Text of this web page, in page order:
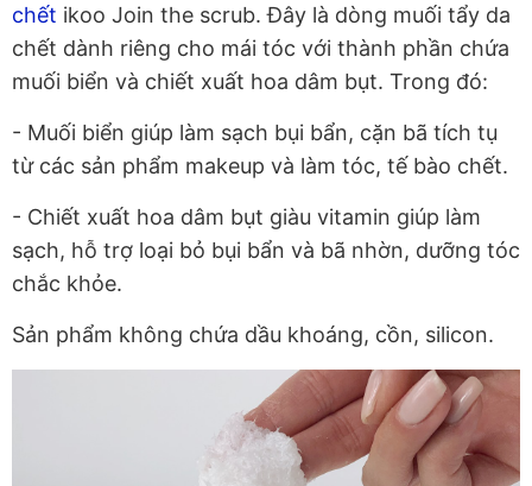
chết ikoo Join the scrub. Đây là dòng muối tẩy da
chết dành riêng cho mái tóc với thành phần chứa
muối biển và chiết xuất hoa dâm bụt. Trong đó:
- Muối biển giúp làm sạch bụi bẩn, cặn bã tích tụ
từ các sản phẩm makeup và làm tóc, tế bào chết.
- Chiết xuất hoa dâm bụt giàu vitamin giúp làm
sạch, hỗ trợ loại bỏ bụi bẩn và bã nhờn, dưỡng tóc
chắc khỏe.
Sản phẩm không chứa dầu khoáng, cồn, silicon.